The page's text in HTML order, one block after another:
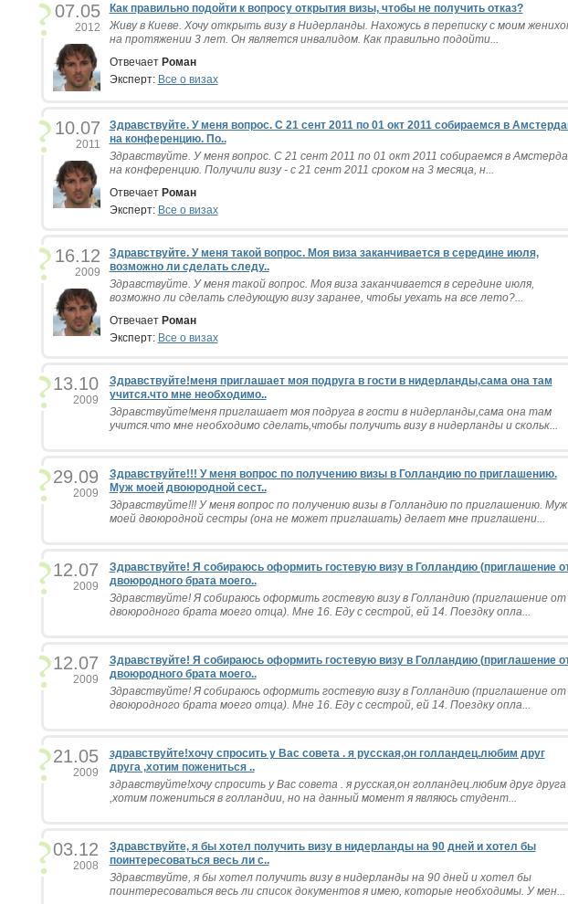
07.05
2012
Как правильно подойти к вопросу открытия визы, чтобы не получить отказ?
Живу в Киеве. Хочу открыть визу в Нидерланды. Нахожусь в переписку с моим
на протяжении 3 лет. Он является инвалидом. Как правильно подойти...
Отвечает Роман
Эксперт: Все о визах
10.07
2011
Здравствуйте. У меня вопрос. С 21 сент 2011 по 01 окт 2011 собираемся в
на конференцию. По..
Здравствуйте. У меня вопрос. С 21 сент 2011 по 01 окт 2011 собираемся в
на конференцию. Получили визу - с 21 сент 2011 сроком на 3 месяца, н...
Отвечает Роман
Эксперт: Все о визах
16.12
2009
Здравствуйте. У меня такой вопрос. Моя виза заканчивается в середине июля,
возможно ли сделать следу..
Здравствуйте. У меня такой вопрос. Моя виза заканчивается в середине июля,
возможно ли сделать следующую визу заранее, чтобы уехать на все лето?...
Отвечает Роман
Эксперт: Все о визах
13.10
2009
Здравствуйте!меня приглашает моя подруга в гости в нидерланды,сама она там
учится.что мне необходимо..
Здравствуйте!меня приглашает моя подруга в гости в нидерланды,сама она там
учится.что мне необходимо сделать,чтобы получить визу в нидерланды и скольк...
29.09
2009
Здравствуйте!!! У меня вопрос по получению визы в Голландию по приглашению.
Муж моей двоюродной сест..
Здравствуйте!!! У меня вопрос по получению визы в Голландию по приглашению. Муж
моей двоюродной сестры (она не может приглашать) делает мне приглашени...
12.07
2009
Здравствуйте! Я собираюсь оформить гостевую визу в Голландию (приглашение
двоюродного брата моего..
Здравствуйте! Я собираюсь оформить гостевую визу в Голландию (приглашение от
двоюродного брата моего отца). Мне 16. Еду с сестрой, ей 14. Поездку опла...
12.07
2009
Здравствуйте! Я собираюсь оформить гостевую визу в Голландию (приглашение
двоюродного брата моего..
Здравствуйте! Я собираюсь оформить гостевую визу в Голландию (приглашение от
двоюродного брата моего отца). Мне 16. Еду с сестрой, ей 14. Поездку опла...
21.05
2009
здравствуйте!хочу спросить у Bас совета . я русская,он голландец.любим друг
друга ,хотим пожениться ..
здравствуйте!хочу спросить у Bас совета . я русская,он голландец.любим друг друга
,хотим пожениться в голландии, но на данный момент я являюсь студент...
03.12
2008
Здравствуйте, я бы хотел получить визу в нидерланды на 90 дней и хотел бы
поинтересоваться весь ли с..
Здравствуйте, я бы хотел получить визу в нидерланды на 90 дней и хотел бы
поинтересоваться весь ли список документов я имею, которые необходимы. У мен...